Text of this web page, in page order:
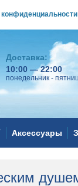
Доставка:
10:00 — 22:00
понедельник -
Аксессуары
конфиденциальности